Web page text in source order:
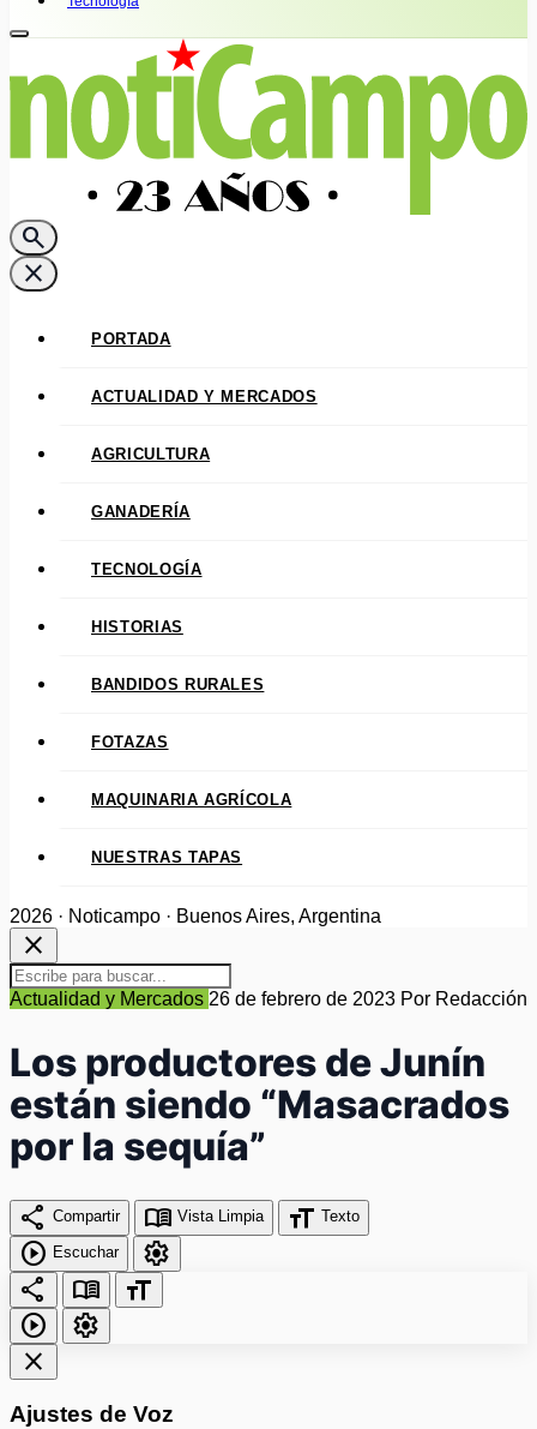
search
close
PORTADA
ACTUALIDAD Y MERCADOS
AGRICULTURA
GANADERÍA
TECNOLOGÍA
HISTORIAS
BANDIDOS RURALES
FOTAZAS
MAQUINARIA AGRÍCOLA
NUESTRAS TAPAS
2026 · Noticampo · Buenos Aires, Argentina
close
Actualidad y Mercados 26 de febrero de 2023 Por Redacción
Los productores de Junín
están siendo “Masacrados
por la sequía”
share Compartir menu_book Vista Limpia format_size Texto
play_circle Escuchar
settings
share
menu_book
format_size
play_circle
settings
close
Ajustes de Voz